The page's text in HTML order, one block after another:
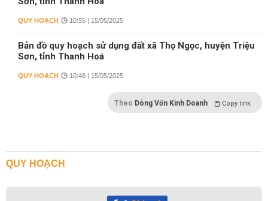
QUY HOẠCH 10:55 | 15/05/2025
Bản đồ quy hoạch sử dụng đất xã Thọ Ngọc, huyện Triệu
Sơn, tỉnh Thanh Hoá
QUY HOẠCH 10:48 | 15/05/2025
Theo Dòng Vốn Kinh Doanh Copy link
QUY HOẠCH